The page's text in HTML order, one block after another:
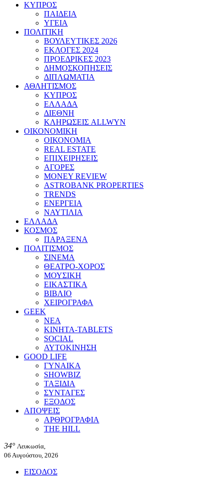
ΚΥΠΡΟΣ
ΠΑΙΔΕΙΑ
ΥΓΕΙΑ
ΠΟΛΙΤΙΚΗ
ΒΟΥΛΕΥΤΙΚΕΣ 2026
ΕΚΛΟΓΕΣ 2024
ΠΡΟΕΔΡΙΚΕΣ 2023
ΔΗΜΟΣΚΟΠΗΣΕΙΣ
ΔΙΠΛΩΜΑΤΙΑ
ΑΘΛΗΤΙΣΜΟΣ
ΚΥΠΡΟΣ
ΕΛΛΑΔΑ
ΔΙΕΘΝΗ
ΚΛΗΡΩΣΕΙΣ ALLWYN
ΟΙΚΟΝΟΜΙΚΗ
ΟΙΚΟΝΟΜΙΑ
REAL ESTATE
ΕΠΙΧΕΙΡΗΣΕΙΣ
ΑΓΟΡΕΣ
MONEY REVIEW
ASTROBANK PROPERTIES
TRENDS
ΕΝΕΡΓΕΙΑ
ΝΑΥΤΙΛΙΑ
ΕΛΛΑΔΑ
ΚΟΣΜΟΣ
ΠΑΡΑΞΕΝΑ
ΠΟΛΙΤΙΣΜΟΣ
ΣΙΝΕΜΑ
ΘΕΑΤΡΟ-ΧΟΡΟΣ
ΜΟΥΣΙΚΗ
ΕΙΚΑΣΤΙΚΑ
ΒΙΒΛΙΟ
ΧΕΙΡΟΓΡΑΦΑ
GEEK
ΝΕΑ
ΚΙΝΗΤΑ-TABLETS
SOCIAL
ΑΥΤΟΚΙΝΗΣΗ
GOOD LIFE
ΓΥΝΑΙΚΑ
SHOWBIZ
ΤΑΞΙΔΙΑ
ΣΥΝΤΑΓΕΣ
ΕΞΟΔΟΣ
ΑΠΟΨΕΙΣ
ΑΡΘΡΟΓΡΑΦΙΑ
THE HILL
34° Λευκωσία,
06 Αυγούστου, 2026
ΕΙΣΟΔΟΣ